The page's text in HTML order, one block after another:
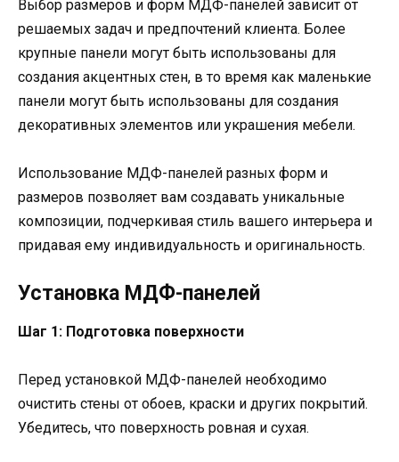
Выбор размеров и форм МДФ-панелей зависит от
решаемых задач и предпочтений клиента. Более
крупные панели могут быть использованы для
создания акцентных стен, в то время как маленькие
панели могут быть использованы для создания
декоративных элементов или украшения мебели.
Использование МДФ-панелей разных форм и
размеров позволяет вам создавать уникальные
композиции, подчеркивая стиль вашего интерьера и
придавая ему индивидуальность и оригинальность.
Установка МДФ-панелей
Шаг 1: Подготовка поверхности
Перед установкой МДФ-панелей необходимо
очистить стены от обоев, краски и других покрытий.
Убедитесь, что поверхность ровная и сухая.